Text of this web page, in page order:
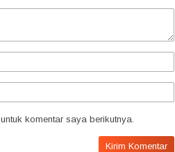
komentar saya berikutnya.